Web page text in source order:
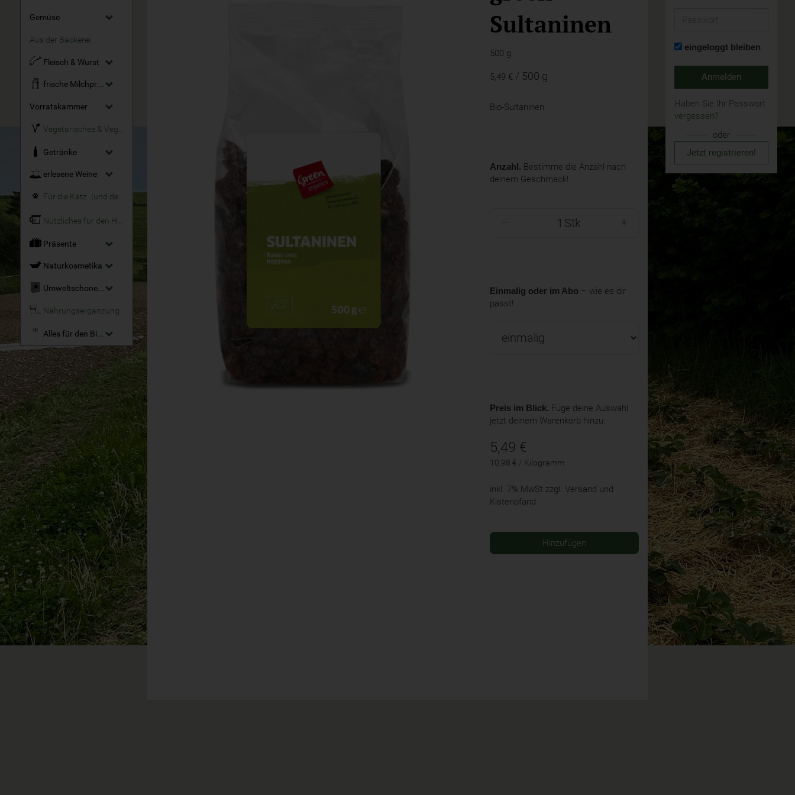
Gemüse
Aus der Bäckerei
Fleisch & Wurst
frische Milchprodukte
Vorratskammer
Getränke
erlesene Weine
Für die Katz´ (und den Hund)
Präsente
Naturkosmetika
Umweltschonende Reinigungsmittel
Nahrungsergänzung
Alles für den Bio-Garten
Sultaninen
500 g
5,49 € / 500 g
Bio-Sultaninen
Anzahl. Bestimme die Anzahl nach
deinem Geschmack!
Stk
Einmalig oder im Abo – wie es dir
passt!
Preis im Blick. Füge deine Auswahl
jetzt deinem Warenkorb hinzu.
5,49 €
10,98 € / Kilogramm
inkl. 7% MwSt zzgl. Versand und
Kistenpfand
Hinzufügen
eingeloggt bleiben
Anmelden
Haben Sie Ihr Passwort
vergessen?
oder
Jetzt registrieren!